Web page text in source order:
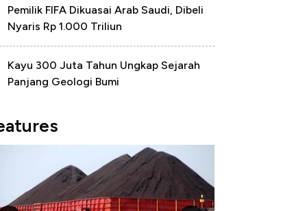
Pemilik FIFA Dikuasai Arab Saudi, Dibeli
Nyaris Rp 1.000 Triliun
Kayu 300 Juta Tahun Ungkap Sejarah
Panjang Geologi Bumi